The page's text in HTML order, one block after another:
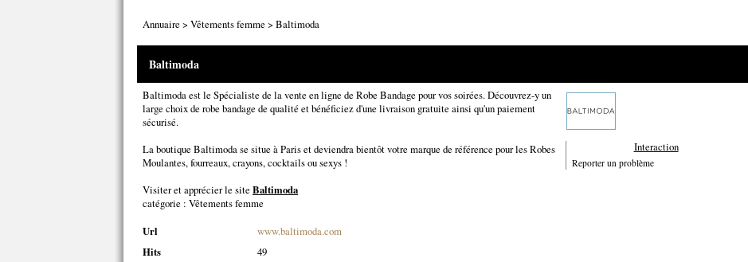
Annuaire > Vêtements femme > Baltimoda
Baltimoda
Baltimoda est le Spécialiste de la vente en ligne de Robe Bandage pour vos soirées. Découvrez-y un
large choix de robe bandage de qualité et bénéficiez d'une livraison gratuite ainsi qu'un paiement
sécurisé.
La boutique Baltimoda se situe à Paris et deviendra bientôt votre marque de référence pour les Robes
Moulantes, fourreaux, crayons, cocktails ou sexys !
Visiter et apprécier le site Baltimoda
catégorie : Vêtements femme
Url
www.baltimoda.com
Hits
49
Interaction
Reporter un problème